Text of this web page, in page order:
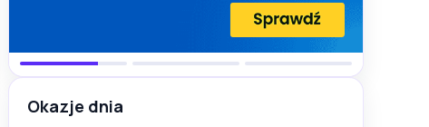
Okazje dnia